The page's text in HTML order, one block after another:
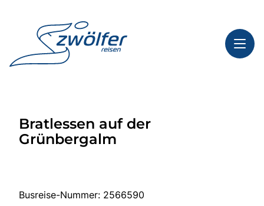
Highlights
Service
Bratlessen auf der
Grünbergalm
Busreise-Nummer: 2566590